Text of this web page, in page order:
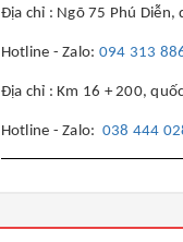
Địa chỉ : Ngõ 75 Phú Diễn,
Hotline - Zalo: 094 313
Địa chỉ : Km 16 + 200,
Hotline - Zalo: 038 444